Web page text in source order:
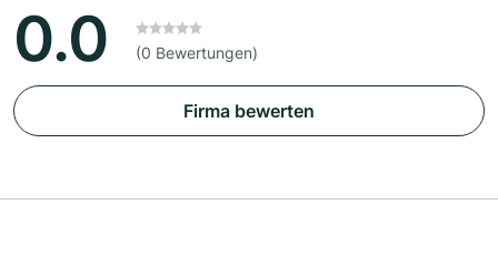
0.0 (0 Bewertungen)
Firma bewerten